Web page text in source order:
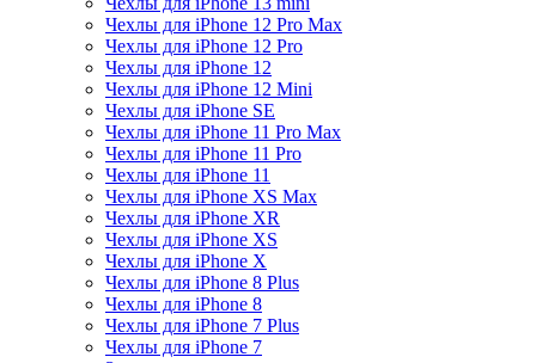
Чехлы для iPhone 12 Pro Max
Чехлы для iPhone 12 Pro
Чехлы для iPhone 12
Чехлы для iPhone 12 Mini
Чехлы для iPhone SE
Чехлы для iPhone 11 Pro Max
Чехлы для iPhone 11 Pro
Чехлы для iPhone 11
Чехлы для iPhone XS Max
Чехлы для iPhone XR
Чехлы для iPhone XS
Чехлы для iPhone X
Чехлы для iPhone 8 Plus
Чехлы для iPhone 8
Чехлы для iPhone 7 Plus
Чехлы для iPhone 7